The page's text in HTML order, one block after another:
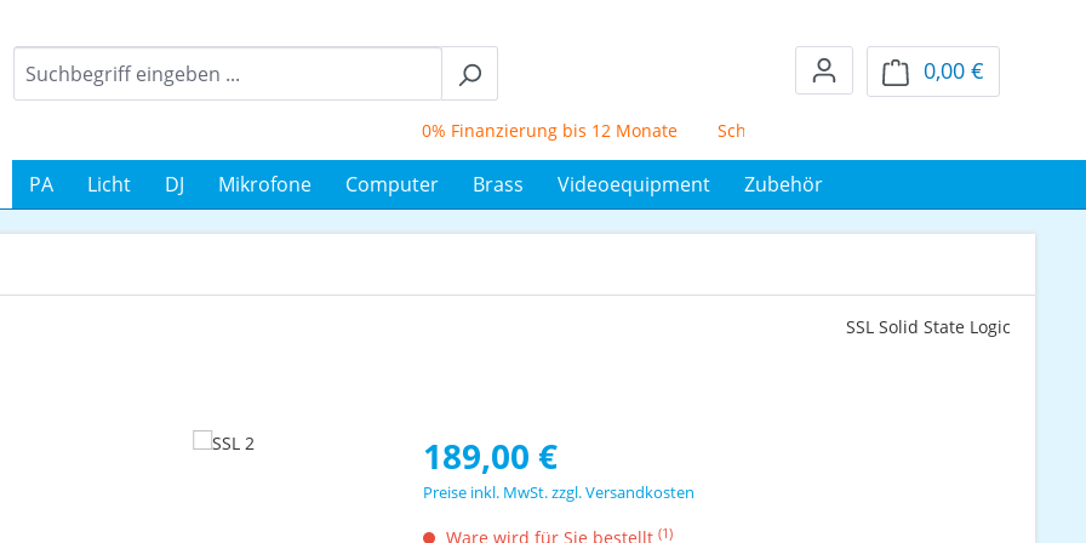
0% Finanzierung bis 12 Monate Schufafreier Mietkauf über 72 Monate
0,00 €
PA Licht DJ Mikrofone Computer Brass Videoequipment Zubehör
SSL Solid State Logic
Regulärer Preis:
189,00 €
Preise inkl. MwSt. zzgl. Versandkosten
Ware wird für Sie bestellt (1)